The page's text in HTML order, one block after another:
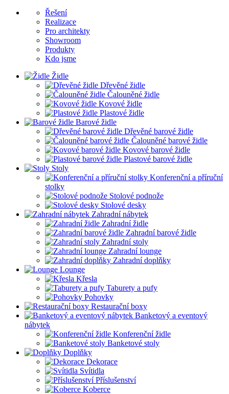
Řešení
Realizace
Pro architekty
Showroom
Produkty
Kdo jsme
Židle
Dřevěné židle
Čalouněné židle
Kovové židle
Plastové židle
Barové židle
Dřevěné barové židle
Čalouněné barové židle
Kovové barové židle
Plastové barové židle
Stoly
Konferenční a příruční
stolky
Stolové podnože
Stolové desky
Zahradní nábytek
Zahradní židle
Zahradní barové židle
Zahradní stoly
Zahradní lounge
Zahradní doplňky
Lounge
Křesla
Taburety a pufy
Pohovky
Restaurační boxy
Banketový a eventový
nábytek
Konferenční židle
Banketové stoly
Doplňky
Dekorace
Svítidla
Příslušenství
Koberce